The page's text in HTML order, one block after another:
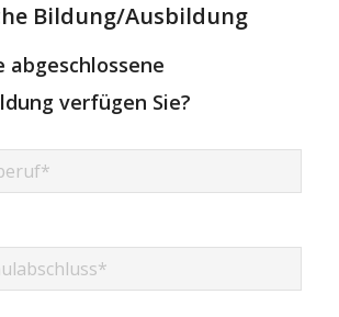
Bildung/Ausbildung
abgeschlossene
verfügen Sie?